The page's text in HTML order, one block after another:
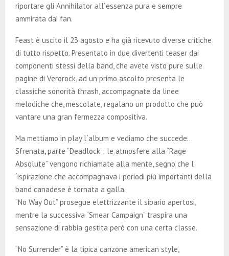
riportare gli Annihilator all´essenza pura e sempre
ammirata dai fan.
Feast è uscito il 23 agosto e ha già ricevuto diverse critiche
di tutto rispetto. Presentato in due divertenti teaser dai
componenti stessi della band, che avete visto pure sulle
pagine di Verorock, ad un primo ascolto presenta le
classiche sonorità thrash, accompagnate da linee
melodiche che, mescolate, regalano un prodotto che può
vantare una gran fermezza compositiva.
Ma mettiamo in play l´album e vediamo che succede…
Sfrenata, parte “Deadlock”; le atmosfere alla “Rage
Absolute” vengono richiamate alla mente, segno che l
´ispirazione che accompagnava i periodi più importanti della
band canadese è tornata a galla.
“No Way Out” prosegue elettrizzante il sipario apertosi,
mentre la successiva “Smear Campaign” traspira una
sensazione di rabbia gestita però con una certa classe.
“No Surrender” è la tipica canzone american style,